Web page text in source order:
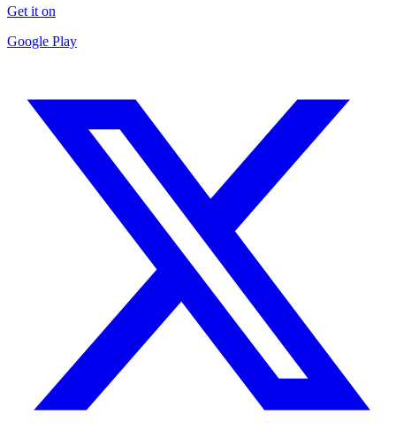
Get it on
Google Play